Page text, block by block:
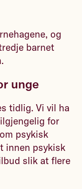
og
barnet
unge
tidlig. Vi vil ha
for
psykisk
innen psykisk
slik at flere